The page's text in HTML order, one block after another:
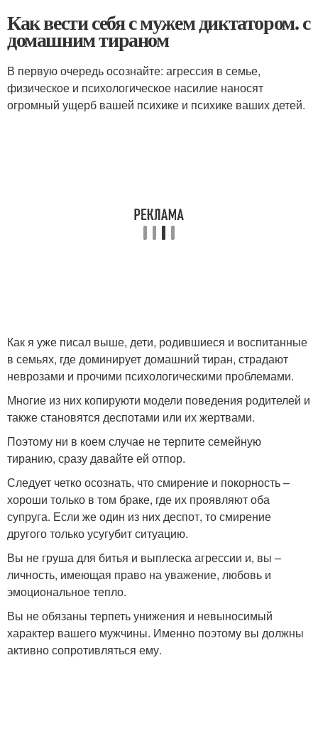
Как вести себя с мужем диктатором. с
домашним тираном
В первую очередь осознайте: агрессия в семье,
физическое и психологическое насилие наносят
огромный ущерб вашей психике и психике ваших детей.
Как я уже писал выше, дети, родившиеся и воспитанные
в семьях, где доминирует домашний тиран, страдают
неврозами и прочими психологическими проблемами.
Многие из них копируюти модели поведения родителей и
также становятся деспотами или их жертвами.
Поэтому ни в коем случае не терпите семейную
тиранию, сразу давайте ей отпор.
Следует четко осознать, что смирение и покорность –
хороши только в том браке, где их проявляют оба
супруга. Если же один из них деспот, то смирение
другого только усугубит ситуацию.
Вы не груша для битья и выплеска агрессии и, вы –
личность, имеющая право на уважение, любовь и
эмоциональное тепло.
Вы не обязаны терпеть унижения и невыносимый
характер вашего мужчины. Именно поэтому вы должны
активно сопротивляться ему.